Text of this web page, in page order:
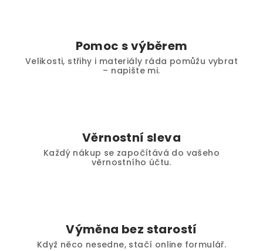
Pomoc s výběrem
Velikosti, střihy i materiály ráda pomůžu vybrat
– napište mi.
Věrnostní sleva
Každý nákup se započítává do vašeho
věrnostního účtu.
Výměna bez starostí
Když něco nesedne, stačí online formulář.